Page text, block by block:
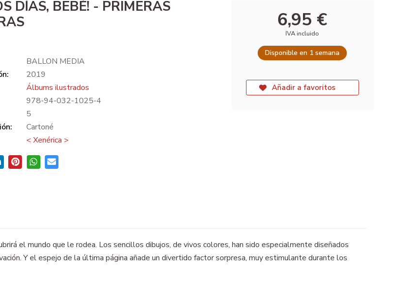
DÍAS, BEBÉ! - PRIMERAS
BALLON MEDIA
2019
Álbums ilustrados
978-94-032-1025-4
5
Cartoné
< Xenérica >
6,95 €
IVA incluido
Disponible en 1 semana
Añadir a favoritos
el mundo que le rodea. Los sencillos dibujos, de vivos colores, han sido especialmente diseñados
Y el espejo de la última página añade un divertido factor sorpresa, muy estimulante durante los